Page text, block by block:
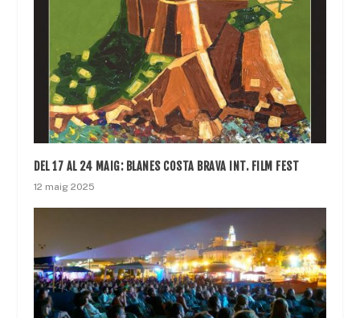
DEL 17 AL 24 MAIG: BLANES COSTA BRAVA INT. FILM FEST
12 maig 2025